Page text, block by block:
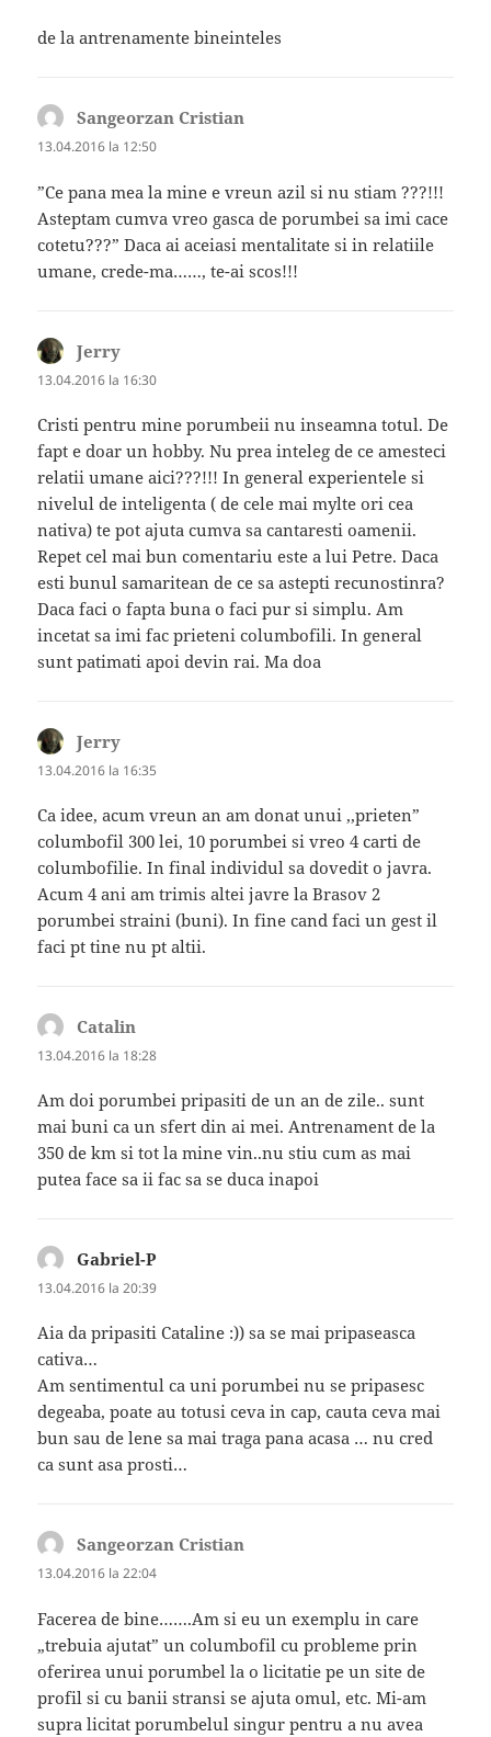
de la antrenamente bineinteles
Sangeorzan Cristian
13.04.2016 la 12:50
”Ce pana mea la mine e vreun azil si nu stiam ???!!!
Asteptam cumva vreo gasca de porumbei sa imi cace
cotetu???” Daca ai aceiasi mentalitate si in relatiile
umane, crede-ma……, te-ai scos!!!
Jerry
13.04.2016 la 16:30
Cristi pentru mine porumbeii nu inseamna totul. De
fapt e doar un hobby. Nu prea inteleg de ce amesteci
relatii umane aici???!!! In general experientele si
nivelul de inteligenta ( de cele mai mylte ori cea
nativa) te pot ajuta cumva sa cantaresti oamenii.
Repet cel mai bun comentariu este a lui Petre. Daca
esti bunul samaritean de ce sa astepti recunostinra?
Daca faci o fapta buna o faci pur si simplu. Am
incetat sa imi fac prieteni columbofili. In general
sunt patimati apoi devin rai. Ma doa
Jerry
13.04.2016 la 16:35
Ca idee, acum vreun an am donat unui ,,prieten”
columbofil 300 lei, 10 porumbei si vreo 4 carti de
columbofilie. In final individul sa dovedit o javra.
Acum 4 ani am trimis altei javre la Brasov 2
porumbei straini (buni). In fine cand faci un gest il
faci pt tine nu pt altii.
Catalin
13.04.2016 la 18:28
Am doi porumbei pripasiti de un an de zile.. sunt
mai buni ca un sfert din ai mei. Antrenament de la
350 de km si tot la mine vin..nu stiu cum as mai
putea face sa ii fac sa se duca inapoi
Gabriel-P
13.04.2016 la 20:39
Aia da pripasiti Cataline :)) sa se mai pripaseasca
cativa…
Am sentimentul ca uni porumbei nu se pripasesc
degeaba, poate au totusi ceva in cap, cauta ceva mai
bun sau de lene sa mai traga pana acasa … nu cred
ca sunt asa prosti…
Sangeorzan Cristian
13.04.2016 la 22:04
Facerea de bine…….Am si eu un exemplu in care
„trebuia ajutat” un columbofil cu probleme prin
oferirea unui porumbel la o licitatie pe un site de
profil si cu banii stransi se ajuta omul, etc. Mi-am
supra licitat porumbelul singur pentru a nu avea